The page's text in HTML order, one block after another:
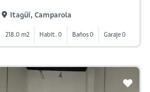
Itagüí, Camparola
218.0 m2 Habit. 0 Baños 0 Garaje 0